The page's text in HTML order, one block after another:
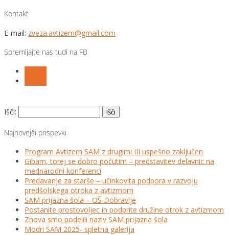
Kontakt
E-mail: zveza.avtizem@gmail.com
Spremljajte nas tudi na FB
Išči:
Najnovejši prispevki
Program Avtizem SAM z drugimi III uspešno zaključen
Gibam, torej se dobro počutim – predstavitev delavnic na
mednarodni konferenci
Predavanje za starše – učinkovita podpora v razvoju
predšolskega otroka z avtizmom
SAM prijazna šola – OŠ Dobravlje
Postanite prostovoljec in podprite družine otrok z avtizmom
Znova smo podelili naziv SAM prijazna šola
Modri SAM 2025- spletna galerija